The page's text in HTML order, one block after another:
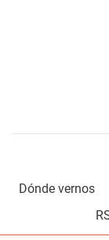
Dónde vernos